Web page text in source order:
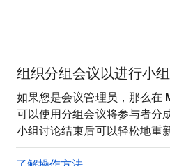
组织分组会议以进行小
如果您是会议管理员，那么在
可以使用分组会议将参与者分
小组讨论结束后可以轻松地重